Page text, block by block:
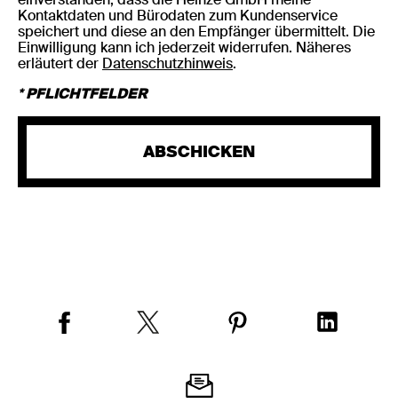
Kontaktdaten und Bürodaten zum Kundenservice
speichert und diese an den Empfänger übermittelt. Die
Einwilligung kann ich jederzeit widerrufen. Näheres
erläutert der Datenschutzhinweis.
* PFLICHTFELDER
ABSCHICKEN